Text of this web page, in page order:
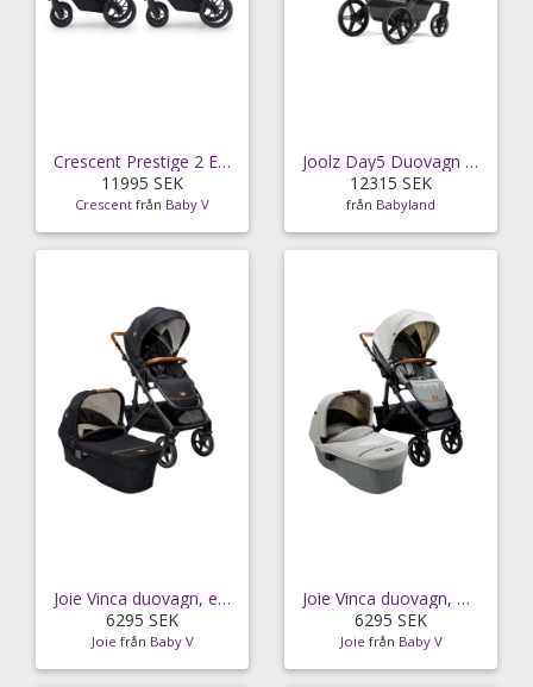
Crescent Prestige 2 Exclusive duovagn, grey
11995 SEK
Crescent från Baby V
Joolz Day5 Duovagn (Stone Grey)
12315 SEK
från Babyland
Joie Vinca duovagn, eclipse
6295 SEK
Joie från Baby V
Joie Vinca duovagn, oyster
6295 SEK
Joie från Baby V